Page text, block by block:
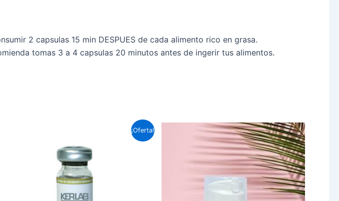
2 capsulas 15 min DESPUES de cada alimento rico en grasa.
tomas 3 a 4 capsulas 20 minutos antes de ingerir tus alimentos.
¡Oferta!
original
era:
$4,500.00.
precio